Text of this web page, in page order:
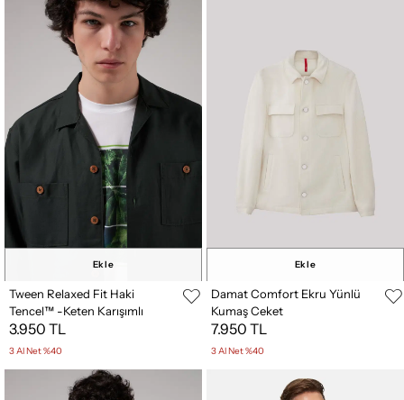
Ekle
Tween Relaxed Fit Haki
Tencel™ -Keten Karışımlı
Kumaş Ceket
3.950 TL
3 Al Net %40
Ekle
Damat Comfort Ekru Yünlü
Kumaş Ceket
7.950 TL
3 Al Net %40